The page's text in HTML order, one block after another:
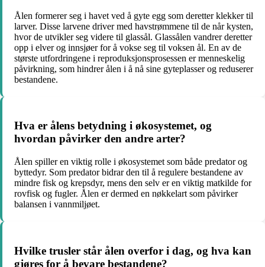
Ålen formerer seg i havet ved å gyte egg som deretter klekker til
larver. Disse larvene driver med havstrømmene til de når kysten,
hvor de utvikler seg videre til glassål. Glassålen vandrer deretter
opp i elver og innsjøer for å vokse seg til voksen ål. En av de
største utfordringene i reproduksjonsprosessen er menneskelig
påvirkning, som hindrer ålen i å nå sine gyteplasser og reduserer
bestandene.
Hva er ålens betydning i økosystemet, og
hvordan påvirker den andre arter?
Ålen spiller en viktig rolle i økosystemet som både predator og
byttedyr. Som predator bidrar den til å regulere bestandene av
mindre fisk og krepsdyr, mens den selv er en viktig matkilde for
rovfisk og fugler. Ålen er dermed en nøkkelart som påvirker
balansen i vannmiljøet.
Hvilke trusler står ålen overfor i dag, og hva kan
gjøres for å bevare bestandene?